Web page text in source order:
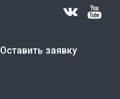
Оставить заявку